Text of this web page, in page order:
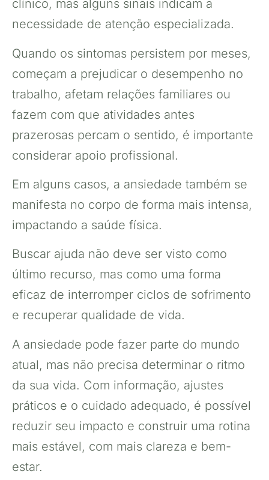
clínico, mas alguns sinais indicam a
necessidade de atenção especializada.
Quando os sintomas persistem por meses,
começam a prejudicar o desempenho no
trabalho, afetam relações familiares ou
fazem com que atividades antes
prazerosas percam o sentido, é importante
considerar apoio profissional.
Em alguns casos, a ansiedade também se
manifesta no corpo de forma mais intensa,
impactando a saúde física.
Buscar ajuda não deve ser visto como
último recurso, mas como uma forma
eficaz de interromper ciclos de sofrimento
e recuperar qualidade de vida.
A ansiedade pode fazer parte do mundo
atual, mas não precisa determinar o ritmo
da sua vida. Com informação, ajustes
práticos e o cuidado adequado, é possível
reduzir seu impacto e construir uma rotina
mais estável, com mais clareza e bem-
estar.